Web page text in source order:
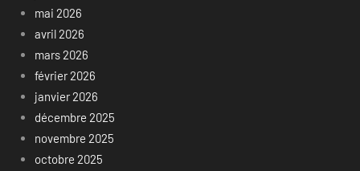
mai 2026
avril 2026
mars 2026
février 2026
janvier 2026
décembre 2025
novembre 2025
octobre 2025